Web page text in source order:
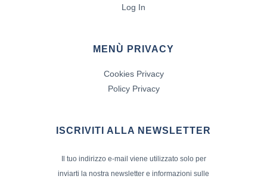
Log In
MENÙ PRIVACY
Cookies Privacy
Policy Privacy
ISCRIVITI ALLA NEWSLETTER
Il tuo indirizzo e-mail viene utilizzato solo per
inviarti la nostra newsletter e informazioni sulle